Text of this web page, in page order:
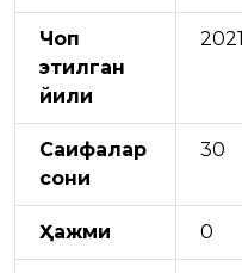
Чоп
этилган
йили
2021
Саҳифалар
сони
30
Ҳажми 0